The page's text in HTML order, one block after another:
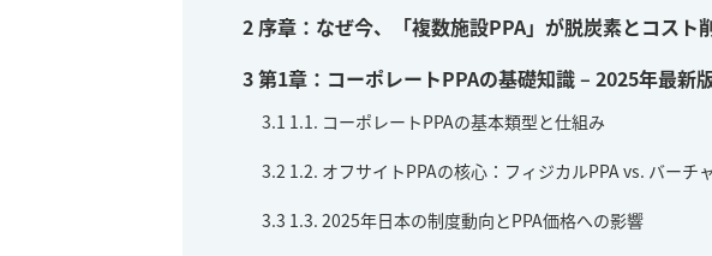
2 序章：なぜ今、「複数施設PPA」が脱炭素とコスト
3第1章：コーポレートPPAの基礎知識 – 2025年最新
3.1 1.1. コーポレートPPAの基本類型と仕組み
3.2 1.2. オフサイトPPAの核心：フィジカルPPA vs. バーチ
3.3 1.3. 2025年日本の制度動向とPPA価格への影響